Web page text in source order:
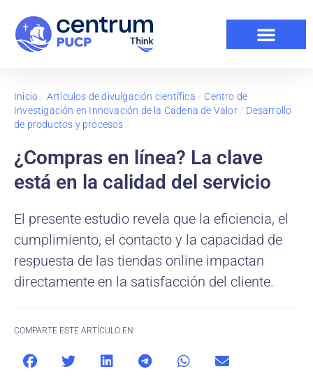
Inicio / Artículos de divulgación científica / Centro de
Investigación en Innovación de la Cadena de Valor/ Desarrollo
de productos y procesos /
¿Compras en línea? La clave
está en la calidad del servicio
El presente estudio revela que la eficiencia, el
cumplimiento, el contacto y la capacidad de
respuesta de las tiendas online impactan
directamente en la satisfacción del cliente.
COMPARTE ESTE ARTÍCULO EN